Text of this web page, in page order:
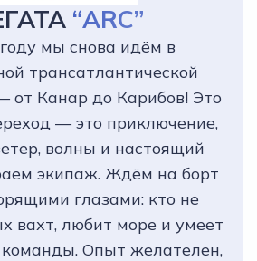
“ARC”
мы снова идём в
трансатлантической
от Канар до Карибов! Это
— это приключение,
волны и настоящий
экипаж. Ждём на борт
глазами: кто не
вахт, любит море и умеет
Опыт желателен,